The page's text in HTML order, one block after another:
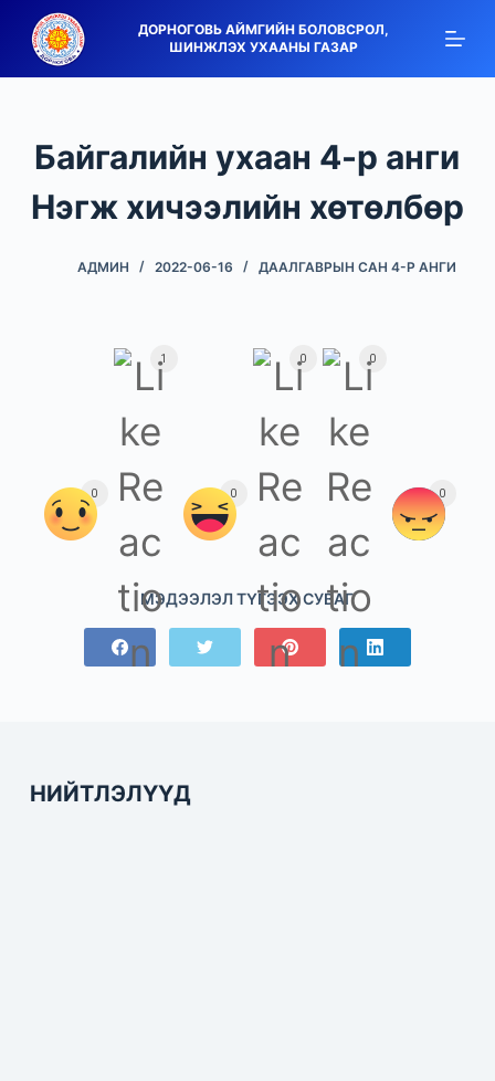
i
ДОРНОГОВЬ АЙМГИЙН БОЛОВСРОЛ,
ШИНЖЛЭХ УХААНЫ ГАЗАР
Байгалийн ухаан 4-р анги
Нэгж хичээлийн хөтөлбөр
АДМИН 2022-06-16 ДААЛГАВРЫН САН 4-Р АНГИ
0
1
0
0 0
0
МЭДЭЭЛЭЛ ТҮГЭЭХ СУВАГ
НИЙТЛЭЛҮҮД